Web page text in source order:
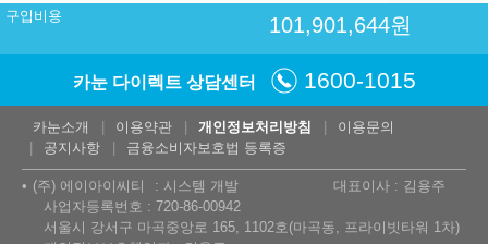
구입비용 101,901,644원
카눈 다이렉트 상담센터 1600-1015
카눈소개 이용약관 개인정보처리방침
이용문의
공지사항
금융소비자보호법 등록증
(주) 에이아이씨티 시스템 개발
대표이사 : 김용주
사업자등록번호 : 720-86-00942
서울시 강서구 마곡중앙로 165, 1102호(마곡동, 프라이빗타워 1차)